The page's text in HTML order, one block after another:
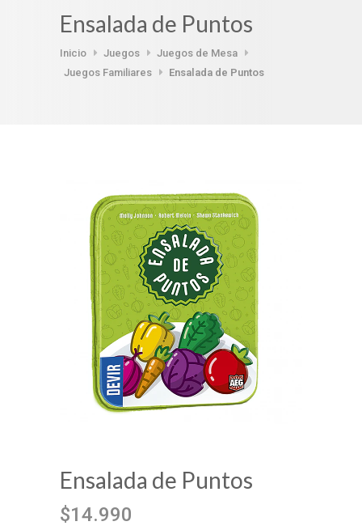
Ensalada de Puntos
Inicio Juegos
Juegos de Mesa
Juegos Familiares
Ensalada de Puntos
Ensalada de Puntos
$14.990